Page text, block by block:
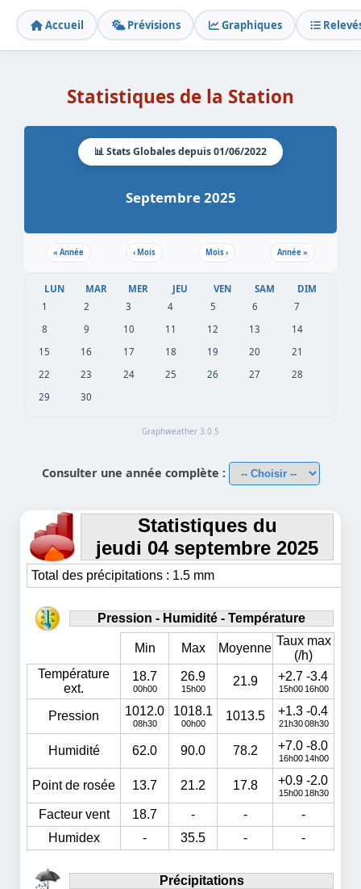
Accueil Prévisions Graphiques
Statistiques de la Station
📊 Stats Globales depuis 01/06/2022
Septembre 2025
« Année ‹Mois Mois› Année»
LUN MAR MER JEU VEN SAM
DIM
1
2 3 4 5 6
7
8
9 10 11 12 13
14
15
16 17 18 19 20
21
22
23 24 25 26 27
28
29
30
Graphweather 3.0.5
Consulter une année complète :